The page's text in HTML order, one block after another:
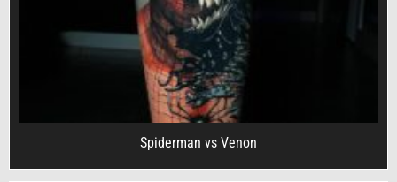
Spiderman vs Venon